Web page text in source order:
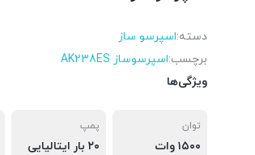
دسته:اسپرسو ساز
برچسب:اسپرسوساز AK238ES
ویژگی‌ها
توان
۱۵۰۰ وات
پمپ
۲۰ بار ایتالیایی